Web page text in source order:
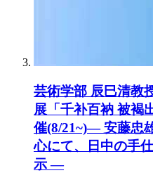
芸術学部 辰巳清教
展「千补百衲 被褐
催(8/21~)― 安藤忠
心にて、日中の手
示 ―